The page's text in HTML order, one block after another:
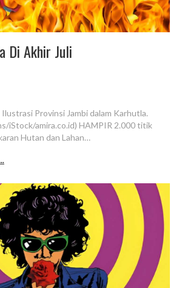
Di Akhir Juli
Provinsi Jambi dalam Karhutla.
iStock/amira.co.id) HAMPIR 2.000 titik
Hutan dan Lahan…